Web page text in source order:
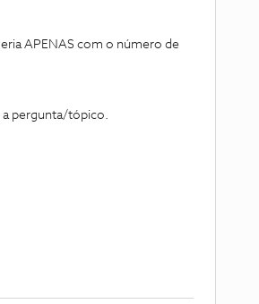
APENAS com o número de
pergunta/tópico.